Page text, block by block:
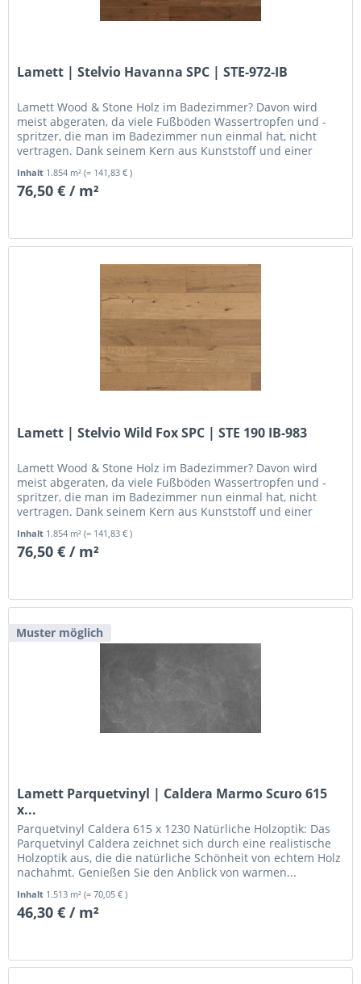
Lamett | Stelvio Havanna SPC | STE-972-IB
Lamett Wood & Stone Holz im Badezimmer? Davon wird
meist abgeraten, da viele Fußböden Wassertropfen und -
spritzer, die man im Badezimmer nun einmal hat, nicht
vertragen. Dank seinem Kern aus Kunststoff und einer
Inhalt 1.854 m²(= 141,83 € )
76,50 € / m²
Lamett | Stelvio Wild Fox SPC | STE 190 IB-983
Lamett Wood & Stone Holz im Badezimmer? Davon wird
meist abgeraten, da viele Fußböden Wassertropfen und -
spritzer, die man im Badezimmer nun einmal hat, nicht
vertragen. Dank seinem Kern aus Kunststoff und einer
Inhalt 1.854 m²(= 141,83 € )
76,50 € / m²
Muster möglich
Lamett Parquetvinyl | Caldera Marmo Scuro 615
x...
Parquetvinyl Caldera 615 x 1230 Natürliche Holzoptik: Das
Parquetvinyl Caldera zeichnet sich durch eine realistische
Holzoptik aus, die die natürliche Schönheit von echtem Holz
nachahmt. Genießen Sie den Anblick von warmen...
Inhalt 1.513 m²(= 70,05 € )
46,30 € / m²